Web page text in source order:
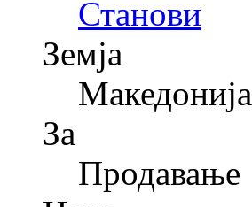
Станови
Земја
Македонија
За
Продавање